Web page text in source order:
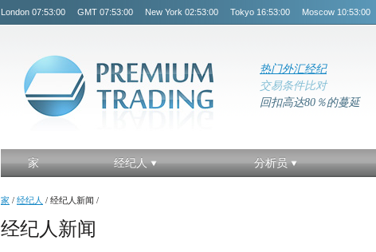
London 07:53:00 GMT 07:53:00 New York 02:53:00 Tokyo 16:53:00 Moscow 10:53:00
热门外汇经纪
交易条件比对
回扣高达80％的蔓延
家 经纪人 分析员
家 / 经纪人 / 经纪人新闻 /
经纪人新闻